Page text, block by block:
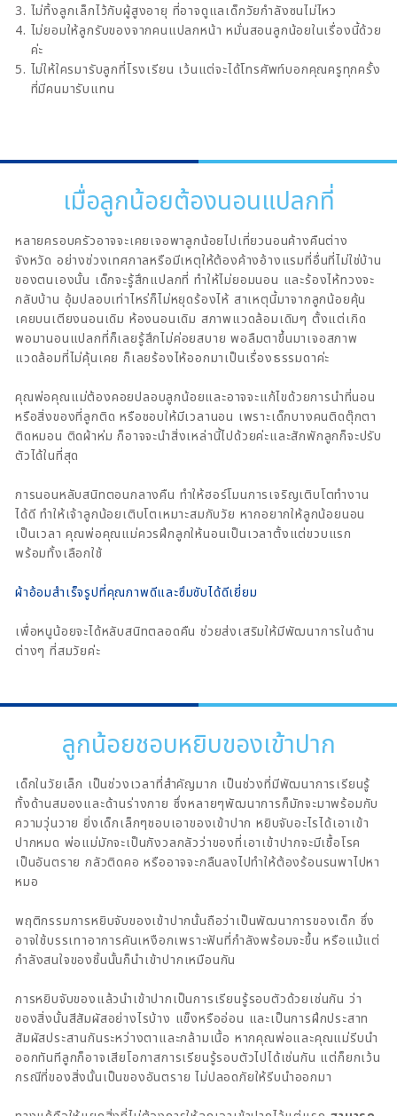
ไม่ทิ้งลูกเล็กไว้กับผู้สูงอายุ ที่อาจดูแลเด็กวัยกำลังซนไม่ไหว
ไม่ยอมให้ลูกรับของจากคนแปลกหน้า หมั่นสอนลูกน้อยในเรื่องนี้ด้วย
ค่ะ
ไม่ให้ใครมารับลูกที่โรงเรียน เว้นแต่จะได้โทรศัพท์บอกคุณครูทุกครั้ง
ที่มีคนมารับแทน
เมื่อลูกน้อยต้องนอนแปลกที่
หลายครอบครัวอาจจะเคยเจอพาลูกน้อยไปเที่ยวนอนค้างคืนต่าง
จังหวัด อย่างช่วงเทศกาลหรือมีเหตุให้ต้องค้างอ้างแรมที่อื่นที่ไม่ใช่บ้าน
ของตนเองนั้น เด็กจะรู้สึกแปลกที่ ทำให้ไม่ยอมนอน และร้องไห้ทวงจะ
กลับบ้าน อุ้มปลอบเท่าไหร่ก็ไม่หยุดร้องไห้ สาเหตุนี้มาจากลูกน้อยคุ้น
เคยบนเตียงนอนเดิม ห้องนอนเดิม สภาพแวดล้อมเดิมๆ ตั้งแต่เกิด
พอมานอนแปลกที่ก็เลยรู้สึกไม่ค่อยสบาย พอลืมตาขึ้นมาเจอสภาพ
แวดล้อมที่ไม่คุ้นเคย ก็เลยร้องไห้ออกมาเป็นเรื่องธรรมดาค่ะ
คุณพ่อคุณแม่ต้องคอยปลอบลูกน้อยและอาจจะแก้ไขด้วยการนำที่นอน
หรือสิ่งของที่ลูกติด หรือชอบให้มีเวลานอน เพราะเด็กบางคนติดตุ๊กตา
ติดหมอน ติดผ้าห่ม ก็อาจจะนำสิ่งเหล่านี้ไปด้วยค่ะและสักพักลูกก็จะปรับ
ตัวได้ในที่สุด
การนอนหลับสนิทตอนกลางคืน ทำให้ฮอร์โมนการเจริญเติบโตทำงาน
ได้ดี ทำให้เจ้าลูกน้อยเติบโตเหมาะสมกับวัย หากอยากให้ลูกน้อยนอน
เป็นเวลา คุณพ่อคุณแม่ควรฝึกลูกให้นอนเป็นเวลาตั้งแต่ขวบแรก
พร้อมทั้งเลือกใช้
ผ้าอ้อมสำเร็จรูปที่คุณภาพดีและซึมซับได้ดีเยี่ยม
เพื่อหนูน้อยจะได้หลับสนิทตลอดคืน ช่วยส่งเสริมให้มีพัฒนาการในด้าน
ต่างๆ ที่สมวัยค่ะ
ลูกน้อยชอบหยิบของเข้าปาก
เด็กในวัยเล็ก เป็นช่วงเวลาที่สำคัญมาก เป็นช่วงที่มีพัฒนาการเรียนรู้
ทั้งด้านสมองและด้านร่างกาย ซึ่งหลายๆพัฒนาการก็มักจะมาพร้อมกับ
ความวุ่นวาย ยิ่งเด็กเล็กๆชอบเอาของเข้าปาก หยิบจับอะไรได้เอาเข้า
ปากหมด พ่อแม่มักจะเป็นกังวลกลัวว่าของที่เอาเข้าปากจะมีเชื้อโรค
เป็นอันตราย กลัวติดคอ หรืออาจจะกลืนลงไปทำให้ต้องร้อนรนพาไปหา
หมอ
พฤติกรรมการหยิบจับของเข้าปากนั้นถือว่าเป็นพัฒนาการของเด็ก ซึ่ง
อาจใช้บรรเทาอาการคันเหงือกเพราะฟันที่กำลังพร้อมจะขึ้น หรือแม้แต่
กำลังสนใจของชิ้นนั้นก็นำเข้าปากเหมือนกัน
การหยิบจับของแล้วนำเข้าปากเป็นการเรียนรู้รอบตัวด้วยเช่นกัน ว่า
ของสิ่งนั้นสีสัมผัสอย่างไรบ้าง แข็งหรืออ่อน และเป็นการฝึกประสาท
สัมผัสประสานกันระหว่างตาและกล้ามเนื้อ หากคุณพ่อและคุณแม่รีบนำ
ออกทันทีลูกก็อาจเสียโอกาสการเรียนรู้รอบตัวไปได้เช่นกัน แต่ก็ยกเว้น
กรณีที่ของสิ่งนั้นเป็นของอันตราย ไม่ปลอดภัยให้รีบนำออกมา